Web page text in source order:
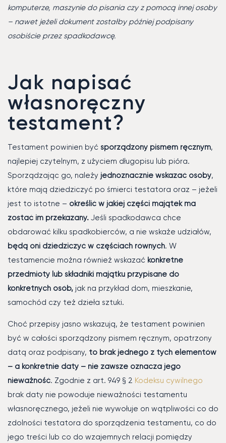
komputerze, maszynie do pisania czy z pomocą innej osoby
– nawet jeżeli dokument zostałby później podpisany
osobiście przez spadkodawcę.
Jak napisać
własnoręczny
testament?
Testament powinien być sporządzony pismem ręcznym,
najlepiej czytelnym, z użyciem długopisu lub pióra.
Sporządzając go, należy jednoznacznie wskazać osoby,
które mają dziedziczyć po śmierci testatora oraz – jeżeli
jest to istotne – określić w jakiej części majątek ma
zostać im przekazany. Jeśli spadkodawca chce
obdarować kilku spadkobierców, a nie wskaże udziałów,
będą oni dziedziczyć w częściach równych. W
testamencie można również wskazać konkretne
przedmioty lub składniki majątku przypisane do
konkretnych osób, jak na przykład dom, mieszkanie,
samochód czy też dzieła sztuki.
Choć przepisy jasno wskazują, że testament powinien
być w całości sporządzony pismem ręcznym, opatrzony
datą oraz podpisany, to brak jednego z tych elementów
– a konkretnie daty – nie zawsze oznacza jego
nieważność. Zgodnie z art. 949 § 2 Kodeksu cywilnego
brak daty nie powoduje nieważności testamentu
własnoręcznego, jeżeli nie wywołuje on wątpliwości co do
zdolności testatora do sporządzenia testamentu, co do
jego treści lub co do wzajemnych relacji pomiędzy